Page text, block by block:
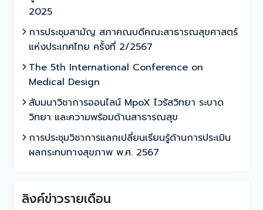
2025
การประชุมสามัญ สภาคณบดีคณะสาธารณสุขศาสตร์
แห่งประเทศไทย ครั้งที่ 2/2567
The 5th International Conference on
Medical Design
สัมมนาวิชาการออนไลน์ MpoX ไวรัสวิทยา ระบาด
วิทยา และความพร้อมด้านสาธารณสุข
การประชุมวิชาการแลกเปลี่ยนเรียนรู้ด้านการประเมิน
ผลกระทบทางสุขภาพ พ.ศ. 2567
ลิงค์ข่าวรายเดือน